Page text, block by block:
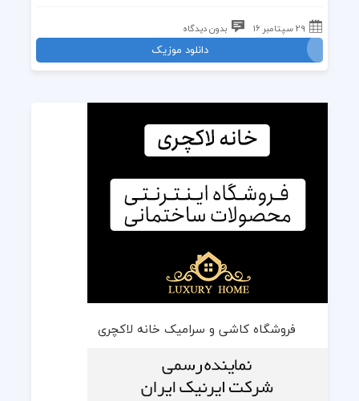
29 سپتامبر 16 بدون دیدگاه
دانلود موزیک
فروشگاه کاشی و سرامیک خانه لاکچری